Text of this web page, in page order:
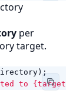
per
target.
);
to